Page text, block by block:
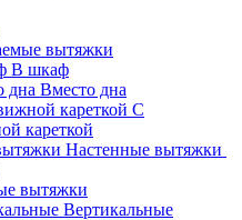
вытяжки
В шкаф
Вместо дна
С
кареткой
Настенные вытяжки
вытяжки
Вертикальные